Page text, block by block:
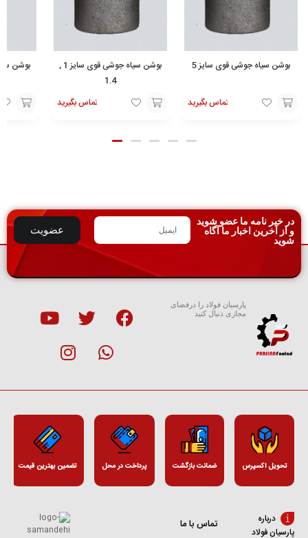
بوشن سیاه جوشی قوی سایز 5
تماس بگیرید
بوشن سیاه جوشی قوی سایز 1 ,
1.4
تماس بگیرید
به
عضویت
در خبر نامه ما عضو شوید
و از آخرین اخبار ما آگاه
شوید
پارسیان فولاد را درفضای
مجازی دنبال کنید
تحویل اکسپرس ضمانت بازگشت پرداخت در محل تضمین بهترین قیمت
درباره
پارسیان فولاد
تماس با ما